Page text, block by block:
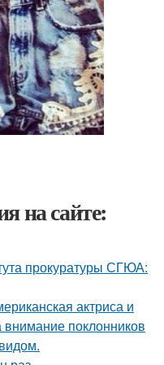
на сайте:
прокуратуры СГЮА:
актриса и
внимание поклонников